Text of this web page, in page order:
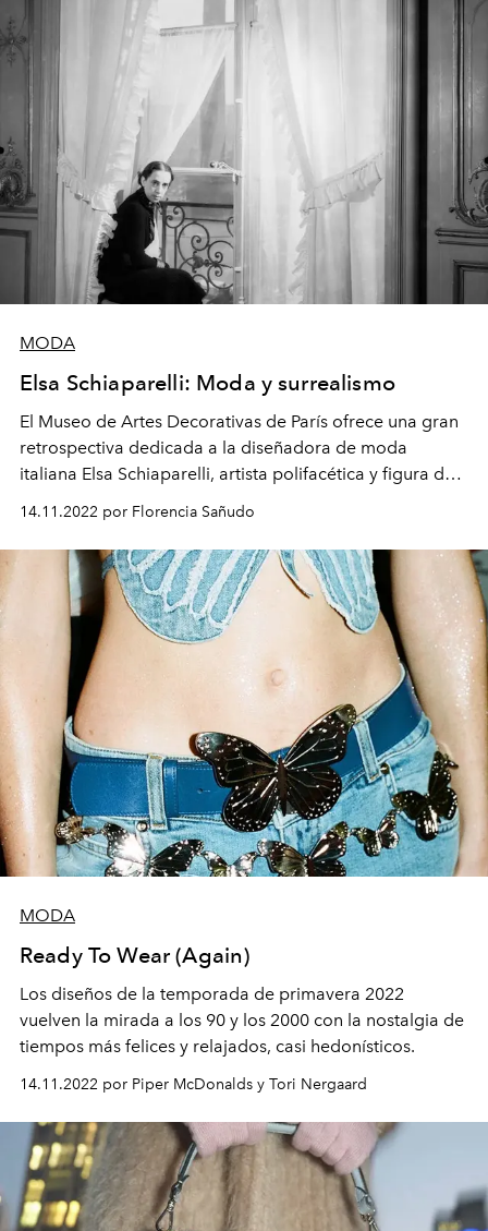
MODA
Elsa Schiaparelli: Moda y surrealismo
El Museo de Artes Decorativas de París ofrece una gran
retrospectiva dedicada a la diseñadora de moda
italiana Elsa Schiaparelli, artista polifacética y figura de
frascos de perfume, joyas y esculturas.
14.11.2022 por Florencia Sañudo
MODA
Ready To Wear (Again)
Los diseños de la temporada de primavera 2022
vuelven la mirada a los 90 y los 2000 con la nostalgia de
tiempos más felices y relajados, casi hedonísticos.
14.11.2022 por Piper McDonalds y Tori Nergaard